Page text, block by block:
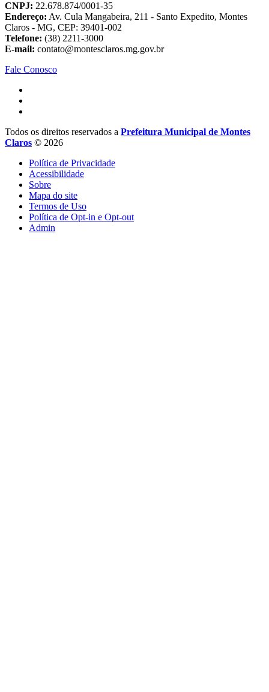
CNPJ: 22.678.874/0001-35
Endereço: Av. Cula Mangabeira, 211 - Santo Expedito, Montes
Claros - MG, CEP: 39401-002
Telefone: (38) 2211-3000
E-mail: contato@montesclaros.mg.gov.br
Fale Conosco
Todos os direitos reservados a Prefeitura Municipal de Montes
Claros © 2026
Política de Privacidade
Acessibilidade
Sobre
Mapa do site
Termos de Uso
Política de Opt-in e Opt-out
Admin